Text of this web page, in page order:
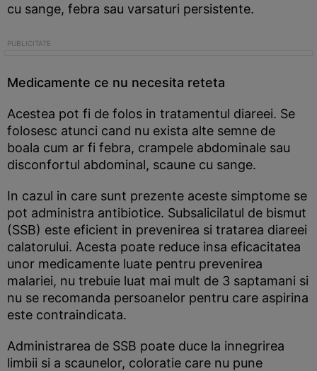
cu sange, febra sau varsaturi persistente.
Medicamente ce nu necesita reteta
Acestea pot fi de folos in tratamentul diareei. Se
folosesc atunci cand nu exista alte semne de
boala cum ar fi febra, crampele abdominale sau
disconfortul abdominal, scaune cu sange.
In cazul in care sunt prezente aceste simptome se
pot administra antibiotice. Subsalicilatul de bismut
(SSB) este eficient in prevenirea si tratarea diareei
calatorului. Acesta poate reduce insa eficacitatea
unor medicamente luate pentru prevenirea
malariei, nu trebuie luat mai mult de 3 saptamani si
nu se recomanda persoanelor pentru care aspirina
este contraindicata.
Administrarea de SSB poate duce la innegrirea
limbii si a scaunelor, coloratie care nu pune